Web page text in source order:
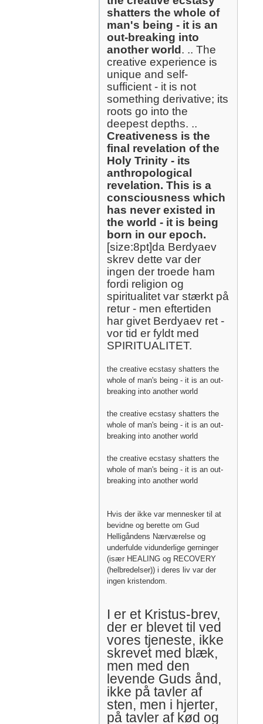
shatters the whole of
man's being - it is an
out-breaking into
another world . .. The
creative experience is
unique and self-
sufficient - it is not
something derivative; its
roots go into the
deepest depths. ..
Creativeness is the
final revelation of the
Holy Trinity - its
anthropological
revelation. This is a
consciousness which
has never existed in
the world - it is being
born in our epoch.
[size:8pt]da Berdyaev
skrev dette var der
ingen der troede ham
fordi religion og
spiritualitet var stærkt på
retur - men eftertiden
har givet Berdyaev ret -
vor tid er fyldt med
SPIRITUALITET.
the creative ecstasy shatters the
whole of man's being - it is an out-
breaking into another world
the creative ecstasy shatters the
whole of man's being - it is an out-
breaking into another world
the creative ecstasy shatters the
whole of man's being - it is an out-
breaking into another world
Hvis der ikke var mennesker til at
bevidne og berette om Gud
Helligåndens Nærværelse og
underfulde vidunderlige gerninger
(især HEALING og RECOVERY
(helbredelser)) i deres liv var der
ingen kristendom.
I er et Kristus-brev,
der er blevet til ved
vores tjeneste, ikke
skrevet med blæk,
men med den
levende Guds ånd,
ikke på tavler af
sten, men i hjerter,
på tavler af kød og